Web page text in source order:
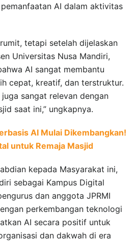
AI dalam aktivitas
tetapi setelah dijelaskan
Universitas Nusa Mandiri,
AI sangat membantu
cepat, kreatif, dan terstruktur.
sangat relevan dengan
saat ini,” ungkapnya.
AI Mulai Dikembangkan!
untuk Remaja Masjid
kepada Masyarakat ini,
sebagai Kampus Digital
dan anggota JPRMI
perkembangan teknologi
AI secara positif untuk
dan dakwah di era